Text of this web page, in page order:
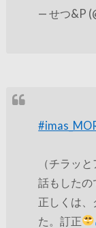
— せつ&P
（チラッ
話もしたの
正しくは
た。訂正